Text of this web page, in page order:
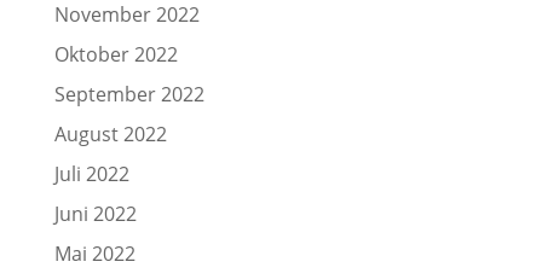
November 2022
Oktober 2022
September 2022
August 2022
Juli 2022
Juni 2022
Mai 2022